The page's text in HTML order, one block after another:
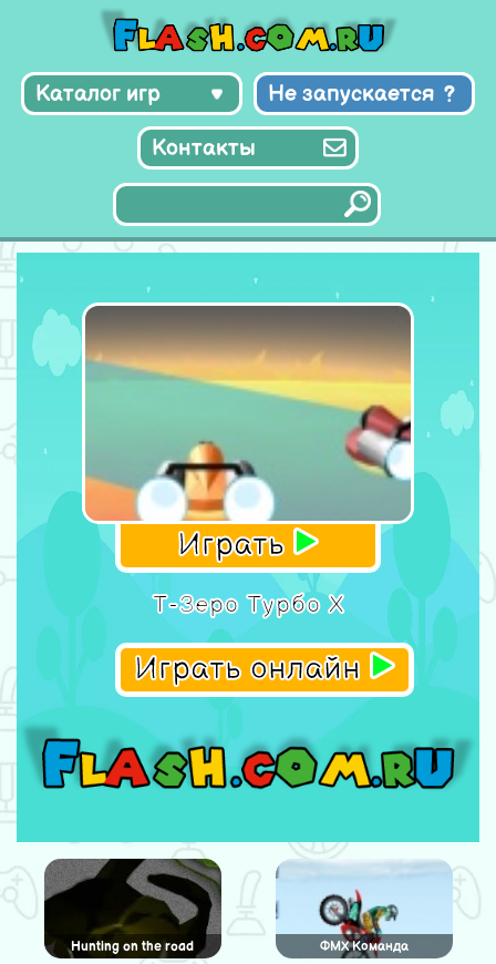
Каталог игр Не запускается
Контакты
Играть
Т-Зеро Турбо Х
Играть онлайн
Hunting on the road ФМХ Команда